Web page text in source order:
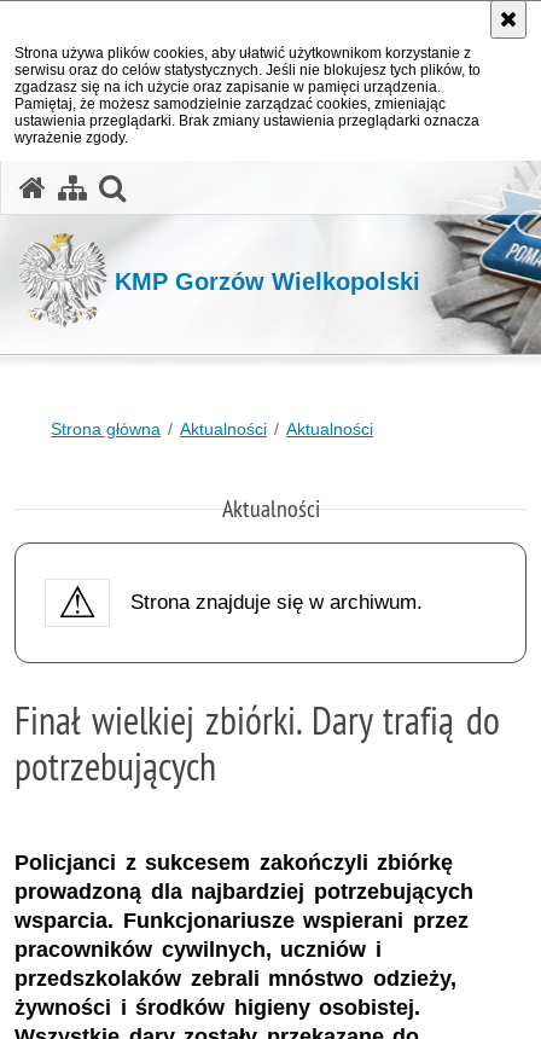
Strona używa plików cookies, aby ułatwić użytkownikom korzystanie z
serwisu oraz do celów statystycznych. Jeśli nie blokujesz tych plików, to
zgadzasz się na ich użycie oraz zapisanie w pamięci urządzenia.
Pamiętaj, że możesz samodzielnie zarządzać cookies, zmieniając
ustawienia przeglądarki. Brak zmiany ustawienia przeglądarki oznacza
wyrażenie zgody.
KMP Gorzów Wielkopolski
Strona główna Aktualności Aktualności
Aktualności
Strona znajduje się w archiwum.
Finał wielkiej zbiórki. Dary trafią do
potrzebujących
Policjanci z sukcesem zakończyli zbiórkę
prowadzoną dla najbardziej potrzebujących
wsparcia. Funkcjonariusze wspierani przez
pracowników cywilnych, uczniów i
przedszkolaków zebrali mnóstwo odzieży,
żywności i środków higieny osobistej.